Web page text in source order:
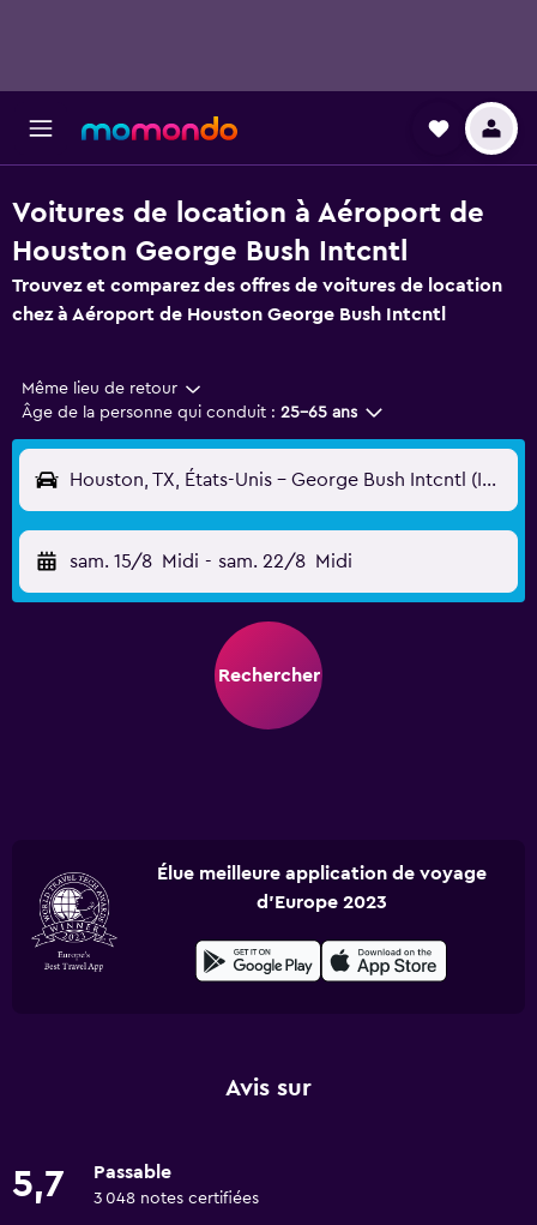
Voitures de location à Aéroport de
Houston George Bush Intcntl
Trouvez et comparez des offres de voitures de location
chez à Aéroport de Houston George Bush Intcntl
Même lieu de retour
Âge de la personne qui conduit : 25-65 ans
Houston, TX, États-Unis - George Bush Intcntl (IAH)
sam. 15/8 Midi - sam. 22/8 Midi
Rechercher
Élue meilleure application de voyage
d'Europe 2023
Avis sur
5,7 Passable
3 048 notes certifiées